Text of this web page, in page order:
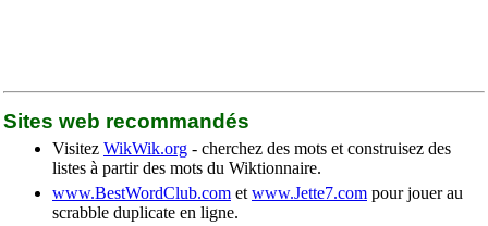
Sites web recommandés
Visitez WikWik.org - cherchez des mots et construisez des
listes à partir des mots du Wiktionnaire.
www.BestWordClub.com et www.Jette7.com pour jouer au
scrabble duplicate en ligne.